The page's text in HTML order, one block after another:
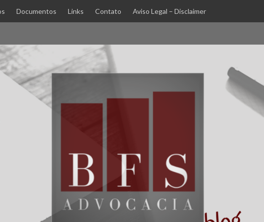
Documentos Links Contato Aviso Legal – Disclaimer